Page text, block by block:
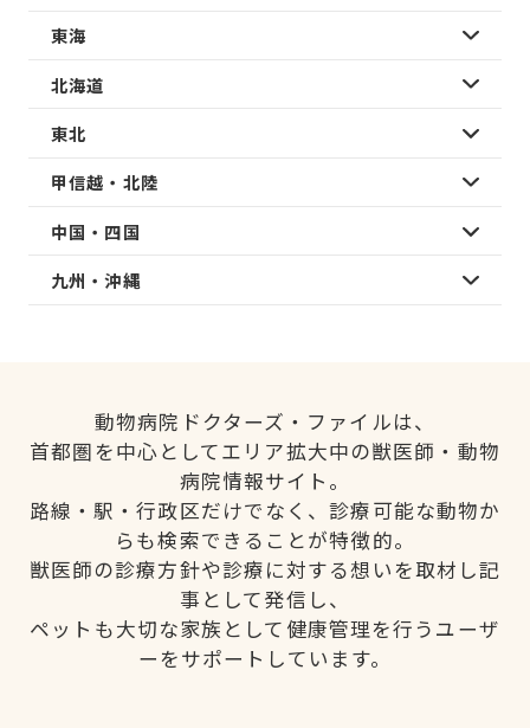
東海
北海道
東北
甲信越・北陸
中国・四国
九州・沖縄
動物病院ドクターズ・ファイルは、
首都圏を中心としてエリア拡大中の獣医師・動物
病院情報サイト。
路線・駅・行政区だけでなく、診療可能な動物か
らも検索できることが特徴的。
獣医師の診療方針や診療に対する想いを取材し記
事として発信し、
ペットも大切な家族として健康管理を行うユーザ
ーをサポートしています。